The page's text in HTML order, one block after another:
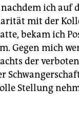
ich auf
mit der
bekam ich
Gegen mich
der
Stellung